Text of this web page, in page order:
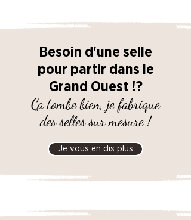
Besoin d'une selle
pour partir dans le
Grand Ouest !?
Ça tombe bien, je fabrique
des selles sur mesure !
Je vous en dis plus